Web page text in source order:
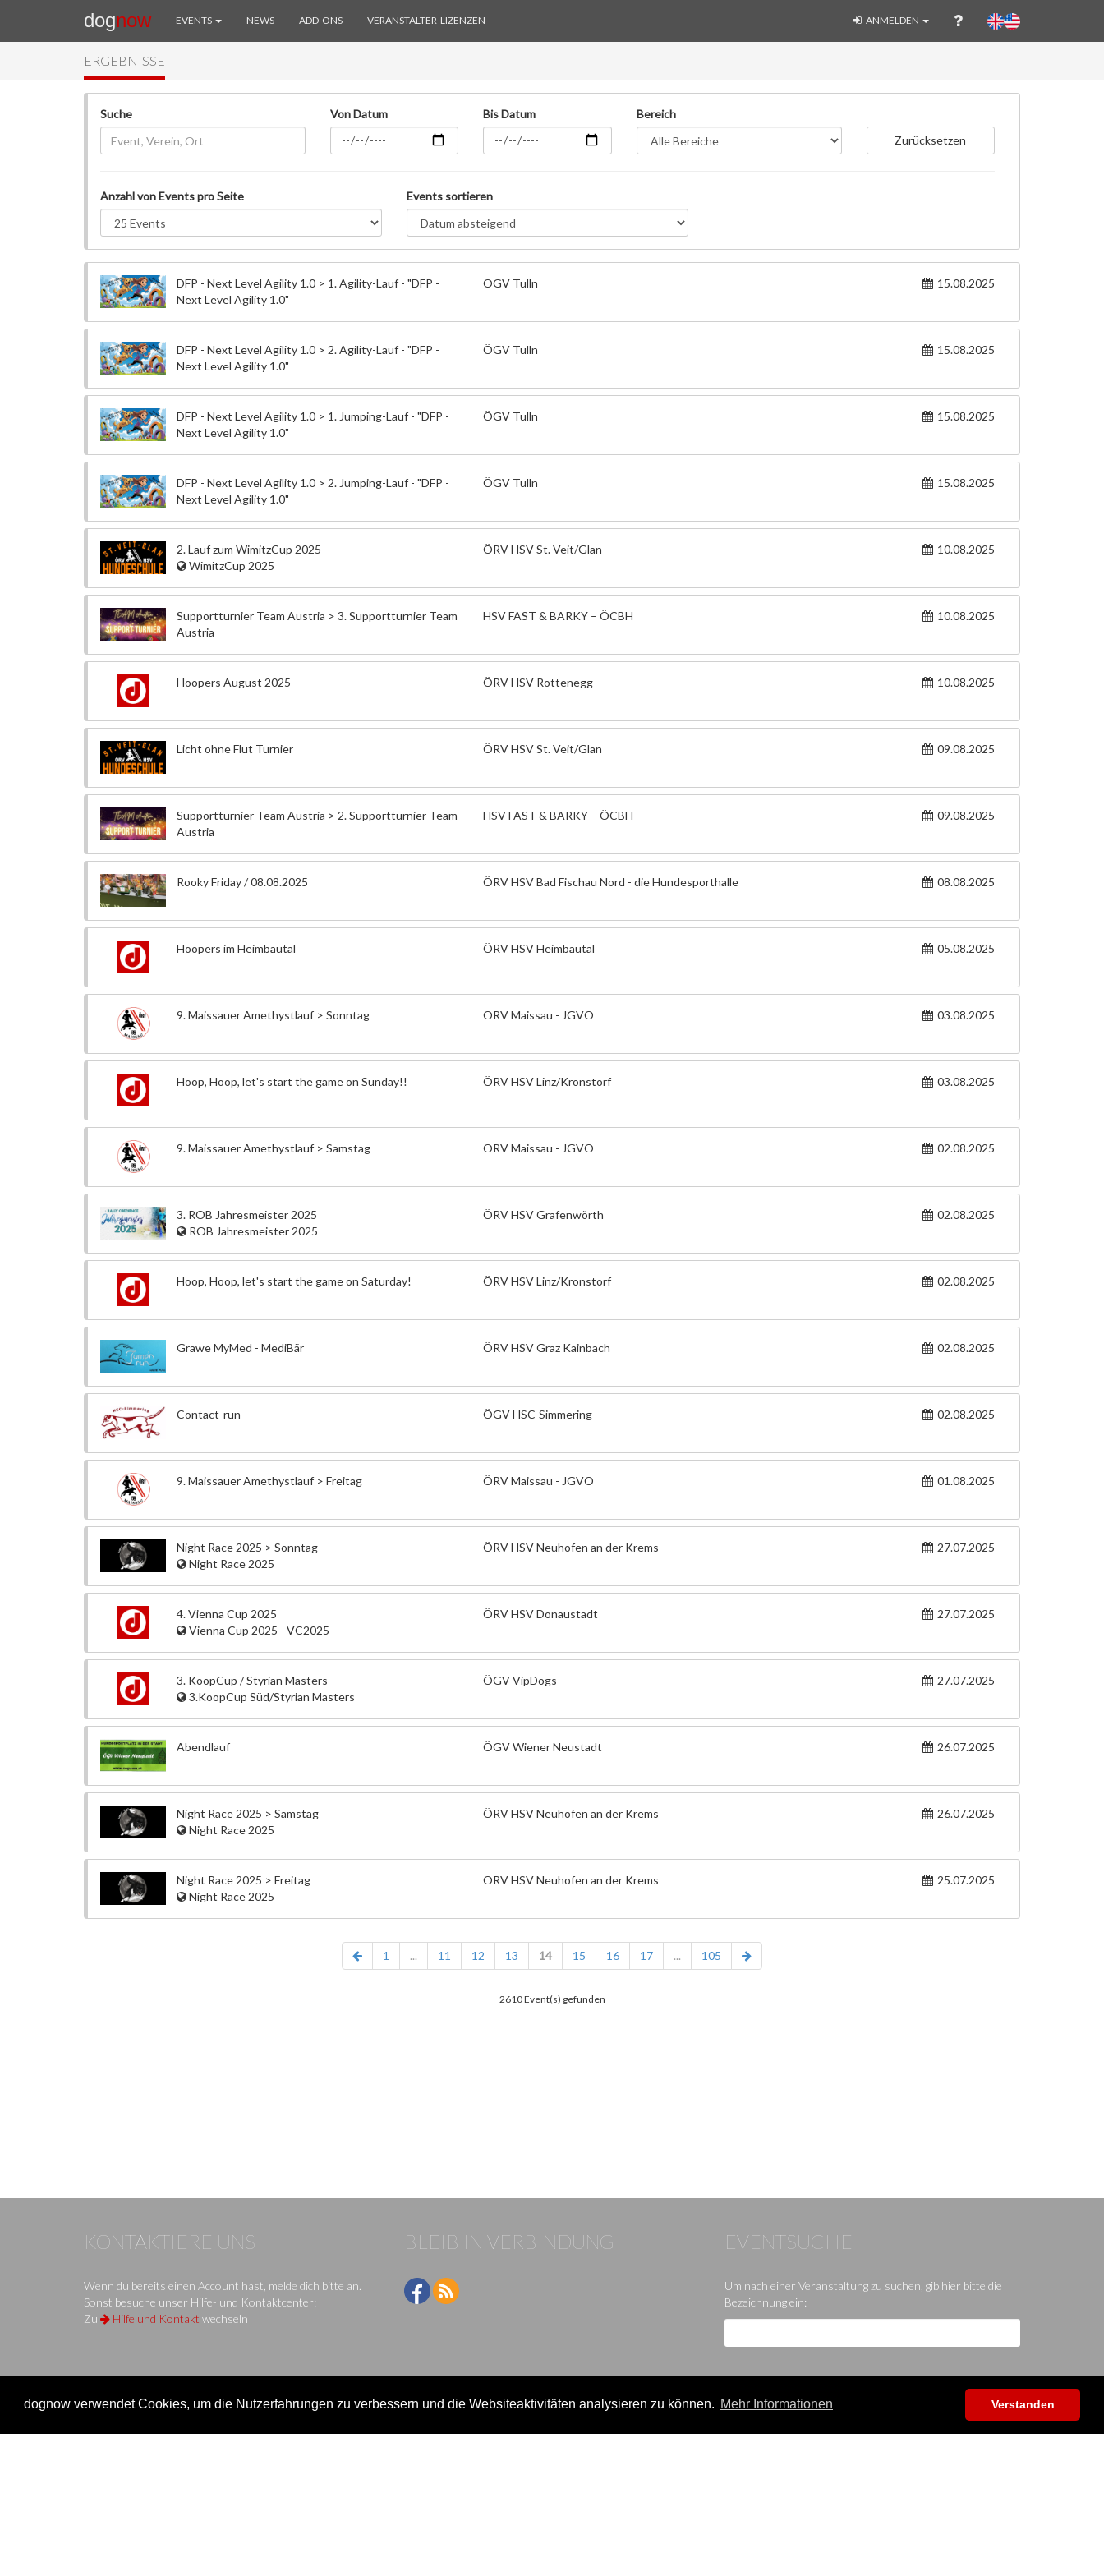
dognow verwendet Cookies, um die Nutzerfahrungen zu verbessern und die Websiteaktivitäten analysieren zu können. Mehr Informationen Verstanden
dognow EVENTS NEWS ADD-ONS VERANSTALTER-LIZENZEN ANMELDEN
ERGEBNISSE
Suche Von Datum Bis Datum
Bereich
Zurücksetzen
Anzahl von Events pro Seite Events sortieren
DFP - Next Level Agility 1.0 > 1. Agility-Lauf - "DFP -
Next Level Agility 1.0"
ÖGV Tulln 15.08.2025
DFP - Next Level Agility 1.0 > 2. Agility-Lauf - "DFP -
Next Level Agility 1.0"
ÖGV Tulln 15.08.2025
DFP - Next Level Agility 1.0 > 1. Jumping-Lauf - "DFP -
Next Level Agility 1.0"
ÖGV Tulln 15.08.2025
DFP - Next Level Agility 1.0 > 2. Jumping-Lauf - "DFP -
Next Level Agility 1.0"
ÖGV Tulln 15.08.2025
2. Lauf zum WimitzCup 2025
WimitzCup 2025
ÖRV HSV St. Veit/Glan 10.08.2025
Supportturnier Team Austria > 3. Supportturnier Team
Austria
HSV FAST & BARKY – ÖCBH 10.08.2025
Hoopers August 2025 ÖRV HSV Rottenegg 10.08.2025
Licht ohne Flut Turnier ÖRV HSV St. Veit/Glan 09.08.2025
Supportturnier Team Austria > 2. Supportturnier Team
Austria
HSV FAST & BARKY – ÖCBH 09.08.2025
Rooky Friday / 08.08.2025 ÖRV HSV Bad Fischau Nord - die Hundesporthalle 08.08.2025
Hoopers im Heimbautal ÖRV HSV Heimbautal 05.08.2025
9. Maissauer Amethystlauf > Sonntag ÖRV Maissau - JGVO 03.08.2025
Hoop, Hoop, let's start the game on Sunday!! ÖRV HSV Linz/Kronstorf 03.08.2025
9. Maissauer Amethystlauf > Samstag ÖRV Maissau - JGVO 02.08.2025
3. ROB Jahresmeister 2025
ROB Jahresmeister 2025
ÖRV HSV Grafenwörth 02.08.2025
Hoop, Hoop, let's start the game on Saturday! ÖRV HSV Linz/Kronstorf 02.08.2025
Grawe MyMed - MediBär ÖRV HSV Graz Kainbach 02.08.2025
Contact-run ÖGV HSC-Simmering 02.08.2025
9. Maissauer Amethystlauf > Freitag ÖRV Maissau - JGVO 01.08.2025
Night Race 2025 > Sonntag
Night Race 2025
ÖRV HSV Neuhofen an der Krems 27.07.2025
4. Vienna Cup 2025
Vienna Cup 2025 - VC2025
ÖRV HSV Donaustadt 27.07.2025
3. KoopCup / Styrian Masters
3.KoopCup Süd/Styrian Masters
ÖGV VipDogs 27.07.2025
Abendlauf ÖGV Wiener Neustadt 26.07.2025
Night Race 2025 > Samstag
Night Race 2025
ÖRV HSV Neuhofen an der Krems 26.07.2025
Night Race 2025 > Freitag
Night Race 2025
ÖRV HSV Neuhofen an der Krems 25.07.2025
1 ... 11 12 13 14 15 16 17 ... 105
2610 Event(s) gefunden
KONTAKTIERE UNS
Wenn du bereits einen Account hast, melde dich bitte an.
Sonst besuche unser Hilfe- und Kontaktcenter:
Zu
Hilfe und Kontakt wechseln
BLEIB IN VERBINDUNG EVENTSUCHE
Um nach einer Veranstaltung zu suchen, gib hier bitte die
Bezeichnung ein: